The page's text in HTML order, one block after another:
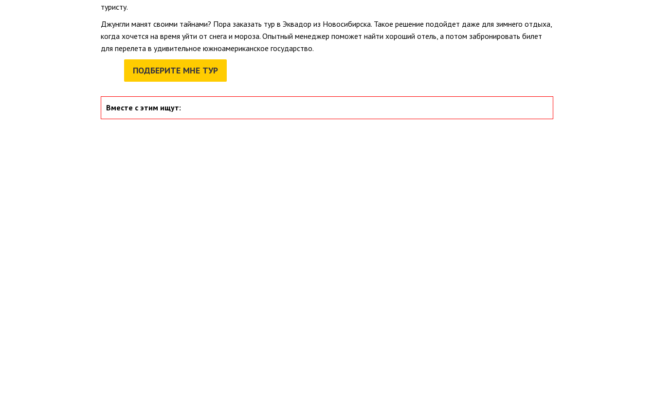
туристу.
Джунгли манят своими тайнами? Пора заказать тур в Эквадор из Новосибирска. Такое решение подойдет даже для зимнего отдыха,
когда хочется на время уйти от снега и мороза. Опытный менеджер поможет найти хороший отель, а потом забронировать билет
для перелета в удивительное южноамериканское государство.
ПОДБЕРИТЕ МНЕ ТУР
Вместе с этим ищут: